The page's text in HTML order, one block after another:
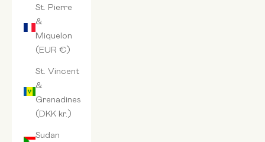
St. Pierre
&
Miquelon
(EUR €)
St. Vincent
&
Grenadines
(DKK kr.)
Sudan